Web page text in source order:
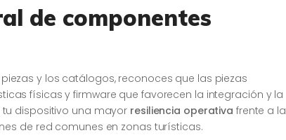
de componentes
y los catálogos, reconoces que las piezas
físicas y firmware que favorecen la integración y la
dispositivo una mayor resiliencia operativa frente a la
de red comunes en zonas turísticas.